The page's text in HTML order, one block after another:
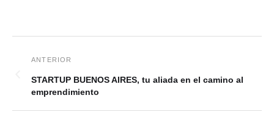
STARTUP BUENOS AIRES, tu aliada en el camino al
emprendimiento